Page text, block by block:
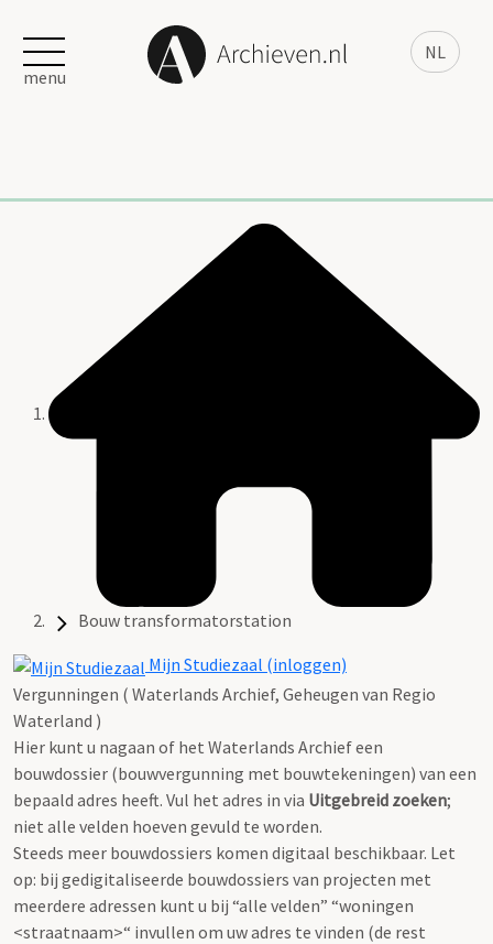
NL
menu
Bouw transformatorstation
Mijn Studiezaal (inloggen)
Vergunningen ( Waterlands Archief, Geheugen van Regio
Waterland )
Hier kunt u nagaan of het Waterlands Archief een
bouwdossier (bouwvergunning met bouwtekeningen) van een
bepaald adres heeft. Vul het adres in via Uitgebreid zoeken;
niet alle velden hoeven gevuld te worden.
Steeds meer bouwdossiers komen digitaal beschikbaar. Let
op: bij gedigitaliseerde bouwdossiers van projecten met
meerdere adressen kunt u bij “alle velden” “woningen
<straatnaam>“ invullen om uw adres te vinden (de rest